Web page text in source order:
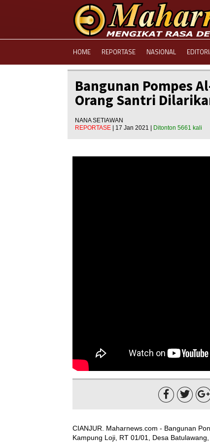
HOME REPORTASE NASIONAL
Bangunan Pompes
Orang Santri
NANA SETIAWAN
REPORTASE | 17 Jan 2021 | Ditonton 5661 kali
  
CIANJUR. Maharnews.com - Bangunan
Kampung Loji, RT 01/01, Desa